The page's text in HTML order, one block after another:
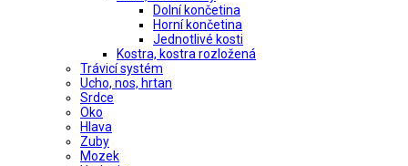
Dolní končetina
Horní končetina
Jednotlivé kosti
Kostra, kostra rozložená
Trávicí systém
Ucho, nos, hrtan
Srdce
Oko
Hlava
Zuby
Mozek